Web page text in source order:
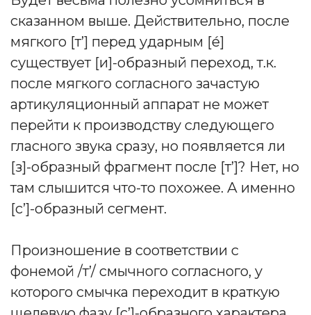
сказанном выше. Действительно, после
мягкого [т’] перед ударным [е́]
существует [и]-образный переход, т.к.
после мягкого согласного зачастую
артикуляционный аппарат не может
перейти к производству следующего
гласного звука сразу, но появляется ли
[з]-образный фрагмент после [т’]? Нет, но
там слышится что-то похожее. А именно
[c’]-образный сегмент.
Произношение в соответствии с
фонемой /т’/ смычного согласного, у
которого смычка переходит в краткую